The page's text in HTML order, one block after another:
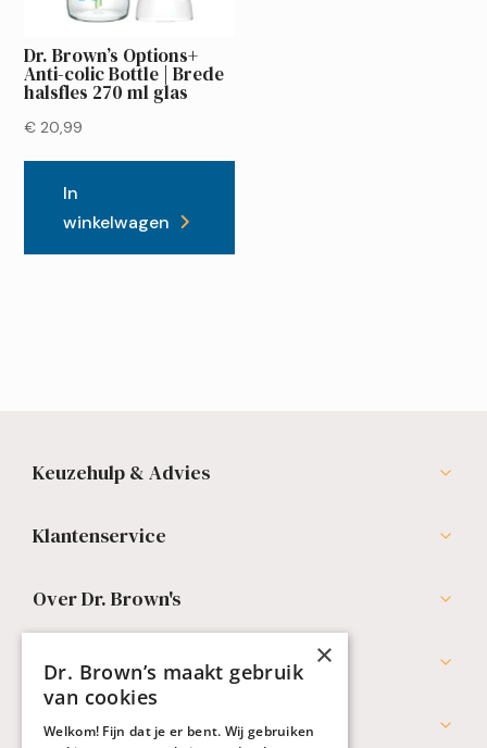
Dr. Brown’s Options+
Anti-colic Bottle | Brede
halsfles 270 ml glas
€ 20,99
In
winkelwagen
Keuzehulp & Advies
Klantenservice
Over Dr. Brown's
Professionals
Werken bij Dr. Brown's
×
Dr. Brown’s maakt gebruik
van cookies
Welkom! Fijn dat je er bent. Wij gebruiken